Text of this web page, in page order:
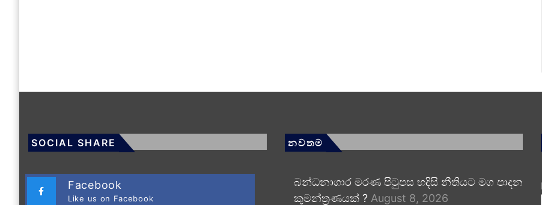
SOCIAL SHARE
Facebook
Like us on Facebook
නවතම
බන්ධනාගාර මරණ පිටුපස හදිසි නීතියට මග පාදන
කුමන්ත්‍රණයක් ? August 8, 2026